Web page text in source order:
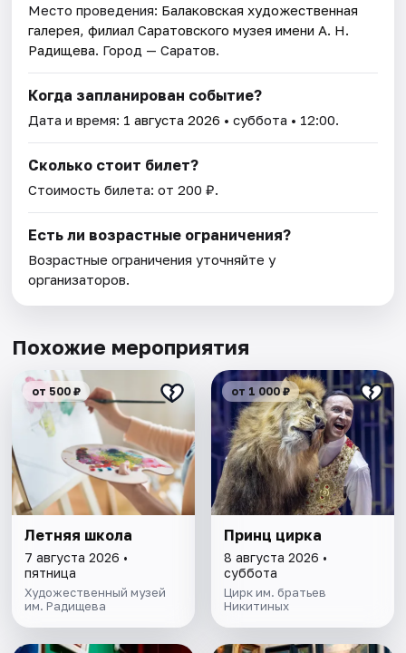
Место проведения: Балаковская художественная
галерея, филиал Саратовского музея имени А. Н.
Радищева. Город — Саратов.
Когда запланирован событие?
Дата и время: 1 августа 2026 • суббота • 12:00.
Сколько стоит билет?
Стоимость билета: от 200 ₽.
Есть ли возрастные ограничения?
Возрастные ограничения уточняйте у
организаторов.
Похожие мероприятия
от 500 ₽
Летняя школа
7 августа 2026 •
пятница
Художественный музей
им. Радищева
от 1 000 ₽
Принц цирка
8 августа 2026 •
суббота
Цирк им. братьев
Никитиных